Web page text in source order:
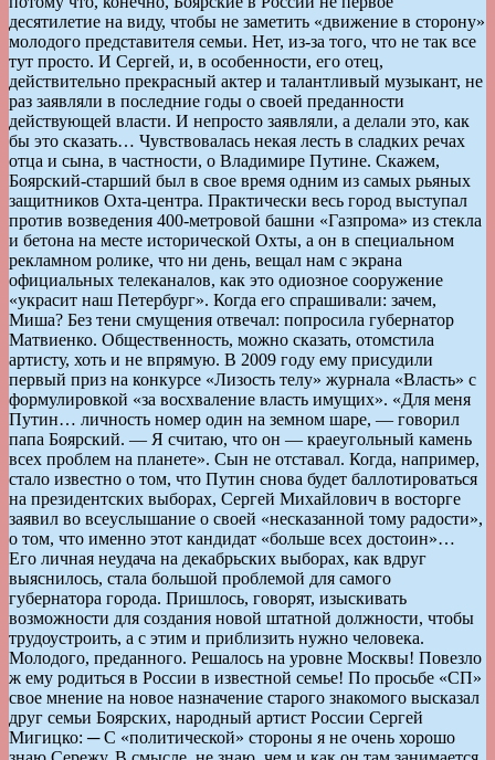
десятилетие на виду, чтобы не заметить «движение в сторону»
молодого представителя семьи. Нет, из-за того, что не так все
тут просто. И Сергей, и, в особенности, его отец,
действительно прекрасный актер и талантливый музыкант, не
раз заявляли в последние годы о своей преданности
действующей власти. И непросто заявляли, а делали это, как
бы это сказать… Чувствовалась некая лесть в сладких речах
отца и сына, в частности, о Владимире Путине. Скажем,
Боярский-старший был в свое время одним из самых рьяных
защитников Охта-центра. Практически весь город выступал
против возведения 400-метровой башни «Газпрома» из стекла
и бетона на месте исторической Охты, а он в специальном
рекламном ролике, что ни день, вещал нам с экрана
официальных телеканалов, как это одиозное сооружение
«украсит наш Петербург». Когда его спрашивали: зачем,
Миша? Без тени смущения отвечал: попросила губернатор
Матвиенко. Общественность, можно сказать, отомстила
артисту, хоть и не впрямую. В 2009 году ему присудили
первый приз на конкурсе «Лизость телу» журнала «Власть» с
формулировкой «за восхваление власть имущих». «Для меня
Путин… личность номер один на земном шаре, — говорил
папа Боярский. — Я считаю, что он — краеугольный камень
всех проблем на планете». Сын не отставал. Когда, например,
стало известно о том, что Путин снова будет баллотироваться
на президентских выборах, Сергей Михайлович в восторге
заявил во всеуслышание о своей «несказанной тому радости»,
о том, что именно этот кандидат «больше всех достоин»…
Его личная неудача на декабрьских выборах, как вдруг
выяснилось, стала большой проблемой для самого
губернатора города. Пришлось, говорят, изыскивать
возможности для создания новой штатной должности, чтобы
трудоустроить, а с этим и приблизить нужно человека.
Молодого, преданного. Решалось на уровне Москвы! Повезло
ж ему родиться в России в известной семье! По просьбе «СП»
свое мнение на новое назначение старого знакомого высказал
друг семьи Боярских, народный артист России Сергей
Мигицко: ─ С «политической» стороны я не очень хорошо